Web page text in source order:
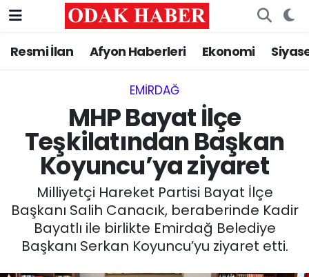
Resmi İlan Afyon Haberleri Ekonomi
EMIRDAĞ‎
MHP Bayat İlçe
Teşkilatından Başkan
Koyuncu’ya ziyaret
Milliyetçi Hareket Partisi Bayat İlçe
Başkanı Salih Canacık, beraberinde Kadir
Bayatlı ile birlikte Emirdağ Belediye
Başkanı Serkan Koyuncu’yu ziyaret etti.
AFYONKARAHİSAR HABERLERİ
ASAYİŞ
GÜNCEL
SİYASET
EĞİTİM
Nöbetçi Eczaneler
Trafik Durumu
Süper Lig Puan Durumu ve Fikstür
Tüm Manşetler
Son Dakika Haberleri